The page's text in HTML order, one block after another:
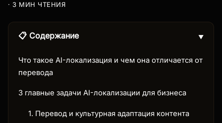
· 3 МИН ЧТЕНИЯ
📋 Содержание ▼
Что такое AI-локализация и чем она отличается от
перевода
3 главные задачи AI-локализации для бизнеса
1. Перевод и культурная адаптация контента